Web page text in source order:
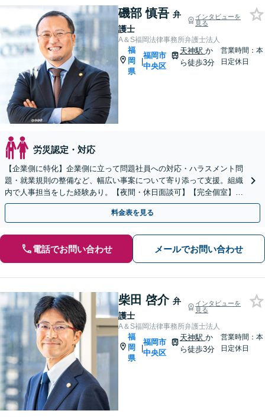
磯部 慎吾 弁
護士
インタビューを
見る
A＆S福岡法律事務所弁護士法人
福
岡
県
|
福岡市
中央区
天神駅 か
ら徒歩3分
営業時間：本
日定休日
労災認定・対応
【企業側に特化】企業側に立って問題社員への対応・ハラスメント問
題・就業規則の整備など、幅広い事案について寄り添って支援。組織
内で人事担当をした経験あり。【夜間・休日面談可】【完全個室】
【天神駅３分】
料金表を見る
電話でお問い合わせ メールでお問い合わせ
柴田 啓介 弁
護士
インタビューを
見る
A＆S福岡法律事務所弁護士法人
福
岡
県
|
福岡市
中央区
天神駅 か
ら徒歩3分
営業時間：本
日定休日